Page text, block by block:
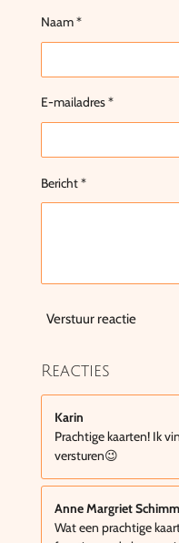
Naam *
E-mailadres *
Bericht *
Verstuur reactie
Reacties
Karin
Prachtige kaarten! Ik
versturen😉
Anne Margriet
Wat een prachtige